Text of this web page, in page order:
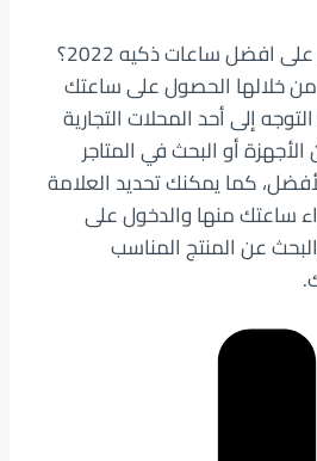
افضل ساعات ذكيه 2022؟
خلالها الحصول على ساعتك
إلى أحد المحلات التجارية
أو البحث في المتاجر
كما يمكنك تحديد العلامة
ساعتك منها والدخول على
عن المنتج المناسب